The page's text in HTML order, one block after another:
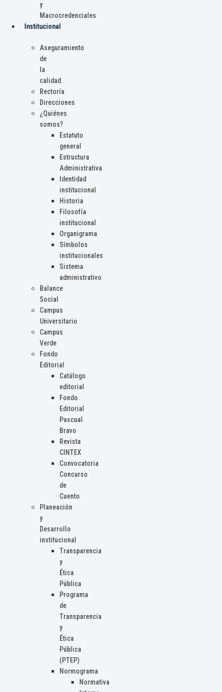
y
Macrocredenciales
Institucional
Aseguramiento
de
la
calidad
Rectoría
Direcciones
¿Quiénes
somos?
Estatuto
general
Estructura
Administrativa
Identidad
institucional
Historia
Filosofía
institucional
Organigrama
Símbolos
institucionales
Sistema
administrativo
Balance
Social
Campus
Universitario
Campus
Verde
Fondo
Editorial
Catálogo
editorial
Fondo
Editorial
Pascual
Bravo
Revista
CINTEX
Convocatoria
Concurso
de
Cuento
Planeación
y
Desarrollo
institucional
Transparencia
y
Ética
Pública
Programa
de
Transparencia
y
Ética
Pública
(PTEP)
Normograma
Normativa